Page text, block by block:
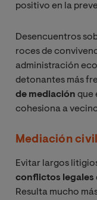
positivo en la
Desencuentros
roces de
administración
detonantes más
de mediación que
cohesiona a
Mediación
Evitar largos
conflictos legales
Resulta mucho